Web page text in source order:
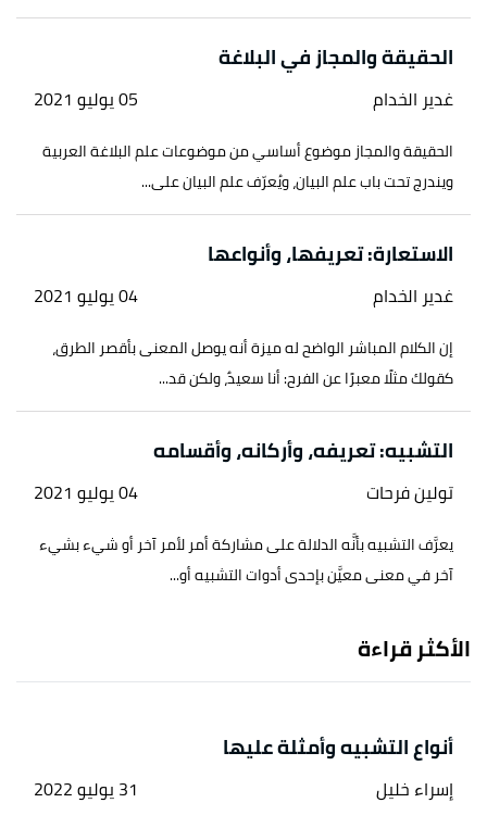
الحقيقة والمجاز في البلاغة
غدير الخدام 05 يوليو 2021
الحقيقة والمجاز موضوع أساسي من موضوعات علم البلاغة العربية
ويندرج تحت باب علم البيان، ويُعرّف علم البيان على...
الاستعارة: تعريفها، وأنواعها
غدير الخدام 04 يوليو 2021
إن الكلام المباشر الواضح له ميزة أنه يوصل المعنى بأقصر الطرق،
كقولك مثلًا معبرًا عن الفرح: أنا سعيدٌ، ولكن قد...
التشبيه: تعريفه، وأركانه، وأقسامه
تولين فرحات 04 يوليو 2021
يعرَّف التشبيه بأنَّه الدلالة على مشاركة أمر لأمر آخر أو شيء بشيء
آخر في معنى معيَّن بإحدى أدوات التشبيه أو...
الأكثر قراءة
أنواع التشبيه وأمثلة عليها
إسراء خليل 31 يوليو 2022